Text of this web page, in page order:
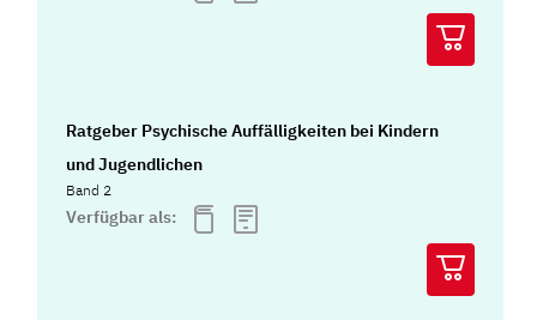
Ratgeber Psychische Auffälligkeiten bei Kindern
und Jugendlichen
Band 2
Verfügbar als: